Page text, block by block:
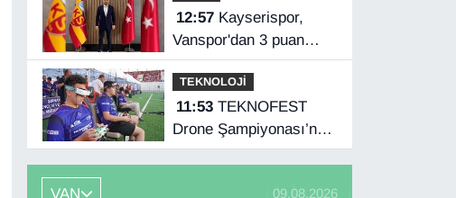
12:57Kayserispor,
Vanspor'dan 3 puan
istiyor
TEKNOLOJİ
11:53TEKNOFEST
Drone Şampiyonası’nda
ilk etap Şırnak’ta
VAN
09.08.2026